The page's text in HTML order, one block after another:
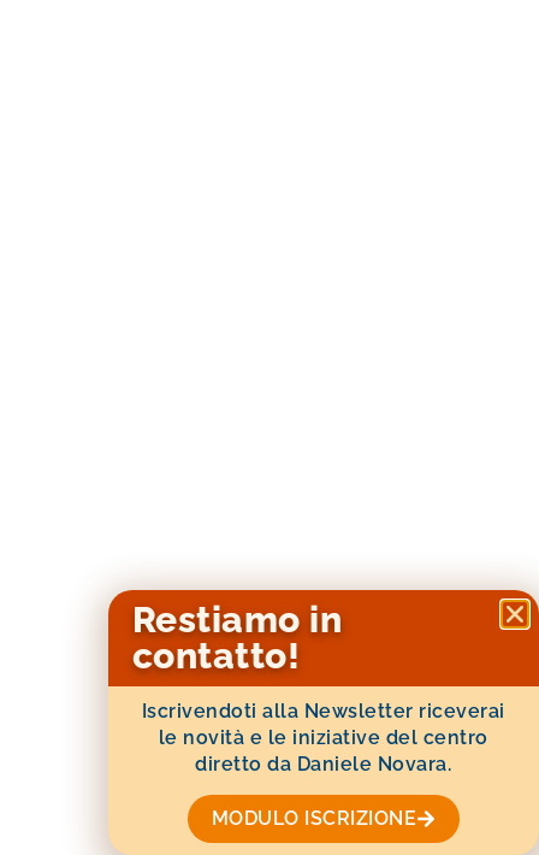
Restiamo in
contatto!
Iscrivendoti alla Newsletter riceverai
le novità e le iniziative del centro
diretto da Daniele Novara.
MODULO ISCRIZIONE